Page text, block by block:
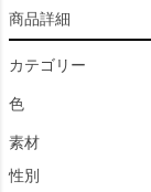
商品詳細
カテゴリー
色
素材
性別